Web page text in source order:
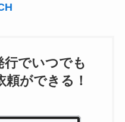
でいつでも
ができる！